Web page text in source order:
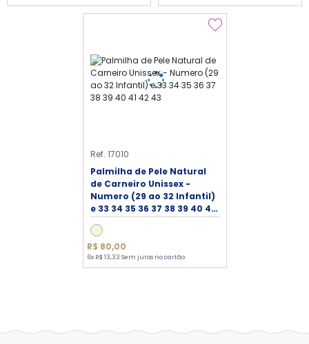
Ref. 17010
Palmilha de Pele Natural
de Carneiro Unissex -
Numero (29 ao 32 Infantil)
e 33 34 35 36 37 38 39 40 41
42 43
R$ 80,00
6x R$ 13,33 Sem juros no cartão